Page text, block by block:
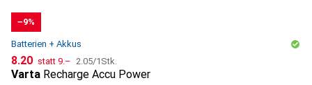
−9%
Batterien + Akkus
CHF
8.20 statt CHF
9.– CHF
2.05/1Stk.
Varta Recharge Accu Power